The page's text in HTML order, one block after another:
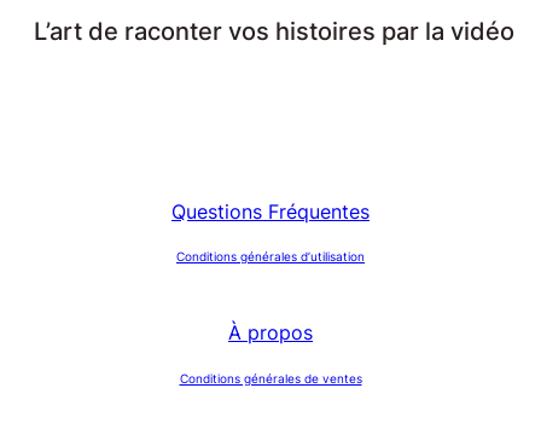
L’art de raconter vos histoires par la vidéo
Questions Fréquentes
Conditions générales d’utilisation
À propos
Conditions générales de ventes